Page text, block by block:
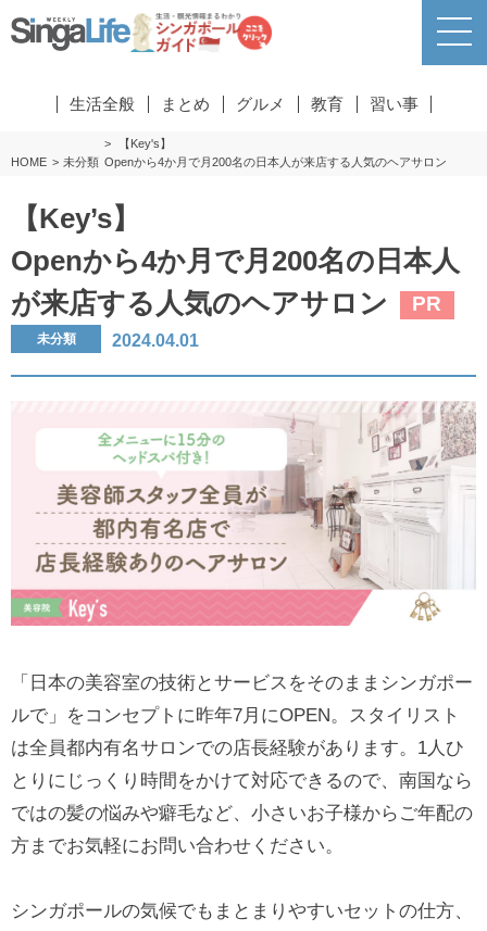
生活全般 まとめ グルメ 教育 習い事
HOME 未分類
【Key's】
Openから4か月で月200名の日本人が来店する人気のヘアサロン
【Key’s】
Openから4か月で月200名の日本人
が来店する人気のヘアサロン
PR
未分類 2024.04.01
「日本の美容室の技術とサービスをそのままシンガポー
ルで」をコンセプトに昨年7月にOPEN。スタイリスト
は全員都内有名サロンでの店長経験があります。1人ひ
とりにじっくり時間をかけて対応できるので、南国なら
ではの髪の悩みや癖毛など、小さいお子様からご年配の
方までお気軽にお問い合わせください。
シンガポールの気候でもまとまりやすいセットの仕方、